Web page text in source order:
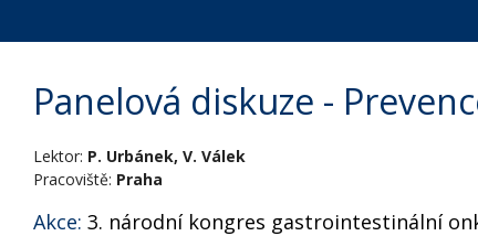
Panelová diskuze -
Lektor: P. Urbánek, V. Válek
Pracoviště: Praha
Akce: 3. národní kongres gastrointestinální